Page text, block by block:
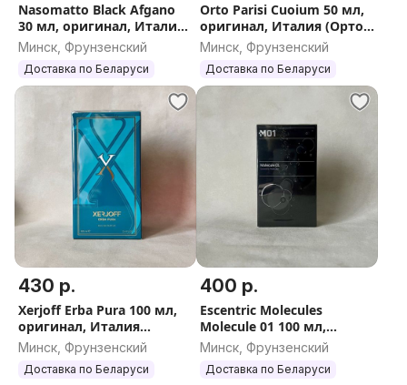
Nasomatto Black Afgano
30 мл, оригинал, Италия
(Насоматто Блэк Афгано)
Минск, Фрунзенский
Доставка по Беларуси
Orto Parisi Cuoium 50 мл,
оригинал, Италия (Орто
Паризи Коюм)
Минск, Фрунзенский
Доставка по Беларуси
430 р.
Xerjoff Erba Pura 100 мл,
оригинал, Италия
(Ксерджофф Эрба Пура)
Минск, Фрунзенский
Доставка по Беларуси
400 р.
Escentric Molecules
Molecule 01 100 мл,
оригинал, Англия
(Эсцентрик Молекулы
Молекула 01)
Минск, Фрунзенский
Доставка по Беларуси